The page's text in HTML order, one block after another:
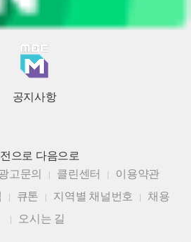
공지사항
으로 다음으로
고문의 클린센터
이용약관
큐톤 지역별 채널번호
채용
오시는 길